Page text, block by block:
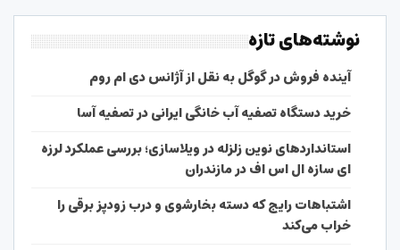
نوشته‌های تازه
آینده فروش در گوگل به نقل از آژانس دی ام روم
خرید دستگاه تصفیه آب خانگی ایرانی در تصفیه آسا
استانداردهای نوین زلزله در ویلاسازی؛ بررسی عملکرد لرزه
ای سازه ال اس اف در مازندران
اشتباهات رایج که دسته بخارشوی و درب زودپز برقی را
خراب می‌کند